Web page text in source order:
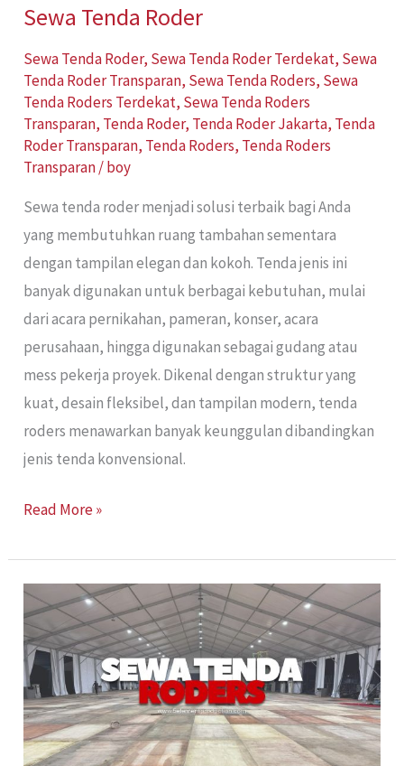
Sewa Tenda Roder
Sewa Tenda Roder, Sewa Tenda Roder Terdekat, Sewa
Tenda Roder Transparan, Sewa Tenda Roders, Sewa
Tenda Roders Terdekat, Sewa Tenda Roders
Transparan, Tenda Roder, Tenda Roder Jakarta, Tenda
Roder Transparan, Tenda Roders, Tenda Roders
Transparan/boy
Sewa tenda roder menjadi solusi terbaik bagi Anda
yang membutuhkan ruang tambahan sementara
dengan tampilan elegan dan kokoh. Tenda jenis ini
banyak digunakan untuk berbagai kebutuhan, mulai
dari acara pernikahan, pameran, konser, acara
perusahaan, hingga digunakan sebagai gudang atau
mess pekerja proyek. Dikenal dengan struktur yang
kuat, desain fleksibel, dan tampilan modern, tenda
roders menawarkan banyak keunggulan dibandingkan
jenis tenda konvensional.
Read More »
Sewa
Tenda
Roders